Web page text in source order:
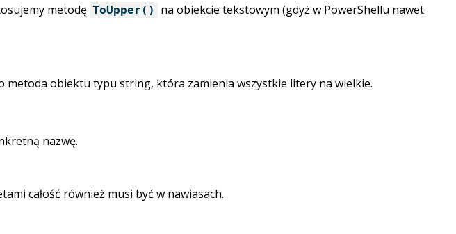
metodę ToUpper()
na obiekcie tekstowym (gdyż w PowerShellu nawet
metoda obiektu typu string, która zamienia wszystkie litery na wielkie.
nazwę.
całość również musi być w nawiasach.